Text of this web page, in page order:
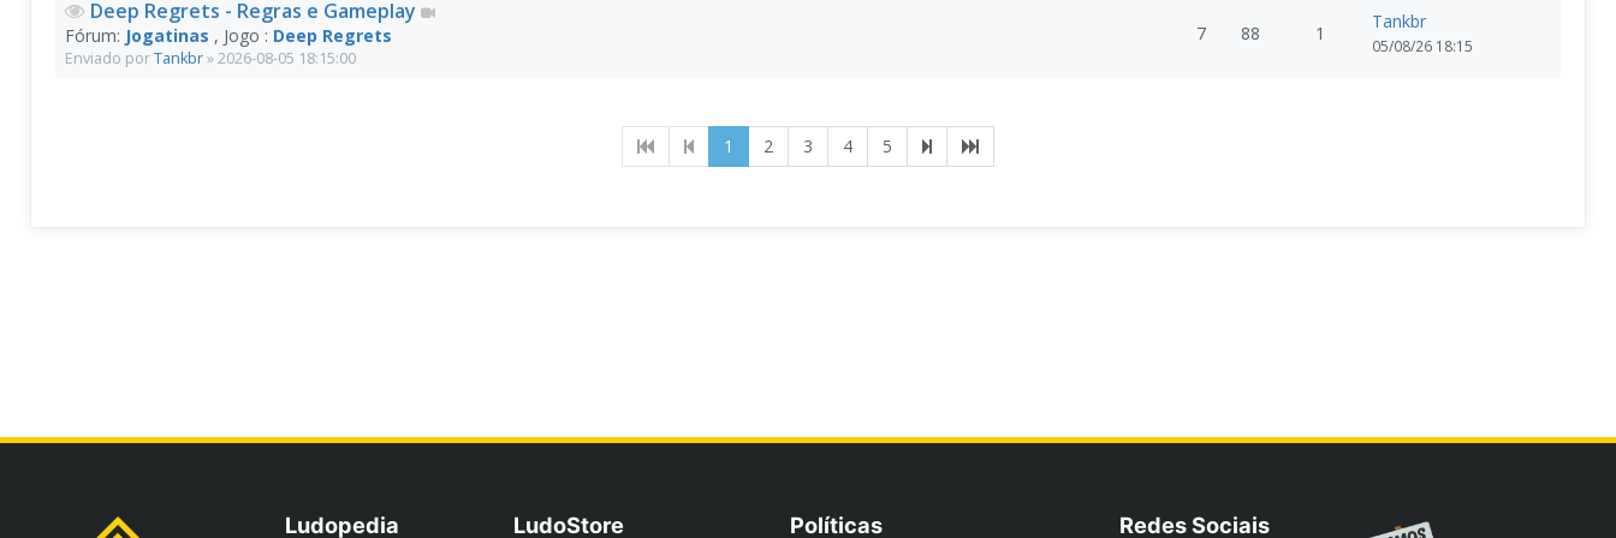
Deep Regrets - Regras e Gameplay
Fórum: Jogatinas , Jogo : Deep Regrets
Enviado porTankbr» 2026-08-05 18:15:00
7 88 1
Tankbr
05/08/26 18:15
1 (current)
2 3 4 5
Ludopedia LudoStore Políticas Redes Sociais